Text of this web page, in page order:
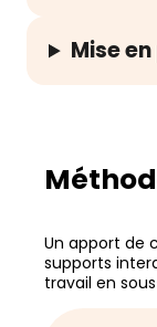
Mise
Un apport de
supports
travail en